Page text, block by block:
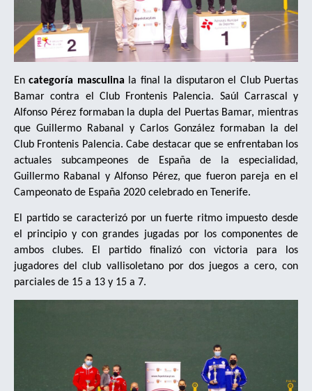
Encategoría masculina
la final la disputaron el Club Puertas
Bamar contra el Club Frontenis Palencia. Saúl Carrascal y
Alfonso Pérez formaban la dupla del Puertas Bamar, mientras
que Guillermo Rabanal y Carlos González formaban la del
Club Frontenis Palencia. Cabe destacar que se enfrentaban los
actuales subcampeones de España de la especialidad,
Guillermo Rabanal y Alfonso Pérez, que fueron pareja en el
Campeonato de España 2020 celebrado en Tenerife.
El partido se caracterizó por un fuerte ritmo impuesto desde
el principio y con grandes jugadas por los componentes de
ambos clubes. El partido finalizó con victoria para los
jugadores del club vallisoletano por dos juegos a cero, con
parciales de 15 a 13 y 15 a 7.